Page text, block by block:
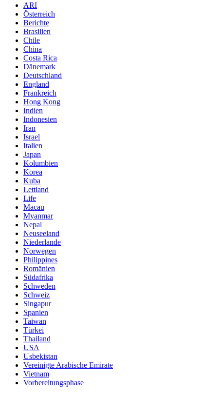
ARI
Österreich
Berichte
Brasilien
Chile
China
Costa Rica
Dänemark
Deutschland
England
Frankreich
Hong Kong
Indien
Indonesien
Iran
Israel
Italien
Japan
Kolumbien
Korea
Kuba
Lettland
Life
Macau
Myanmar
Nepal
Neuseeland
Niederlande
Norwegen
Philippines
Romänien
Südafrika
Schweden
Schweiz
Singapur
Spanien
Taiwan
Türkei
Thailand
USA
Usbekistan
Vereinigte Arabische Emirate
Vietnam
Vorbereitungsphase